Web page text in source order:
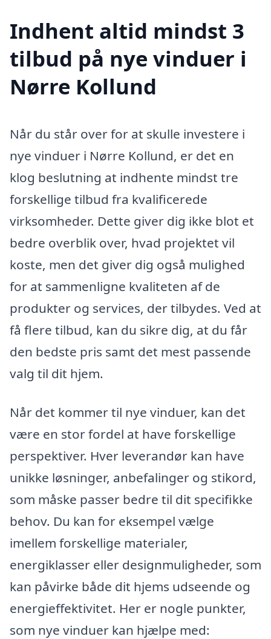
Indhent altid mindst 3
tilbud på nye vinduer i
Nørre Kollund
Når du står over for at skulle investere i
nye vinduer i Nørre Kollund, er det en
klog beslutning at indhente mindst tre
forskellige tilbud fra kvalificerede
virksomheder. Dette giver dig ikke blot et
bedre overblik over, hvad projektet vil
koste, men det giver dig også mulighed
for at sammenligne kvaliteten af de
produkter og services, der tilbydes. Ved at
få flere tilbud, kan du sikre dig, at du får
den bedste pris samt det mest passende
valg til dit hjem.
Når det kommer til nye vinduer, kan det
være en stor fordel at have forskellige
perspektiver. Hver leverandør kan have
unikke løsninger, anbefalinger og stikord,
som måske passer bedre til dit specifikke
behov. Du kan for eksempel vælge
imellem forskellige materialer,
energiklasser eller designmuligheder, som
kan påvirke både dit hjems udseende og
energieffektivitet. Her er nogle punkter,
som nye vinduer kan hjælpe med: